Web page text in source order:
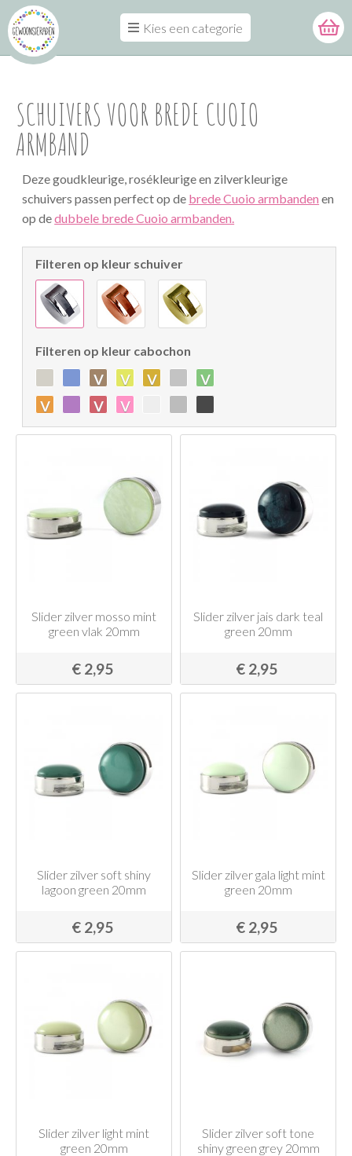
Kies een categorie
SCHUIVERS VOOR BREDE CUOIO
ARMBAND
Deze goudkleurige, rosékleurige en zilverkleurige
schuivers passen perfect op de brede Cuoio armbanden en
op dedubbele brede Cuoio armbanden.
Filteren op kleur schuiver
Filteren op kleur cabochon
v v v
v
v
v v
Slider zilver mosso mint
green vlak 20mm
€ 2,95
Slider zilver jais dark teal
green 20mm
€ 2,95
Slider zilver soft shiny
lagoon green 20mm
€ 2,95
Slider zilver gala light mint
green 20mm
€ 2,95
Slider zilver light mint
green 20mm
Slider zilver soft tone
shiny green grey 20mm